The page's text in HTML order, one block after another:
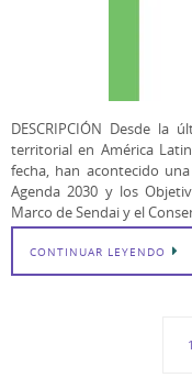
DESCRIPCIÓN Desde la
territorial en América
fecha, han acontecido
Agenda 2030 y los
Marco de Sendai y el
CONTINUAR LEYENDO
1